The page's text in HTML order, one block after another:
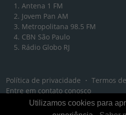
Antena 1 FM
Jovem Pan AM
Metropolitana 98.5 FM
CBN São Paulo
Rádio Globo RJ
Política de privacidade ・ Termos
Entre em contato conosco
Utilizamos cookies para